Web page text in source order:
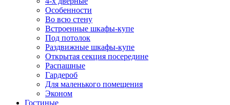
Особенности
Во всю стену
Встроенные шкафы-купе
Под потолок
Раздвижные шкафы-купе
Открытая секция посередине
Распашные
Гардероб
Для маленького помещения
Эконом
Гостиные